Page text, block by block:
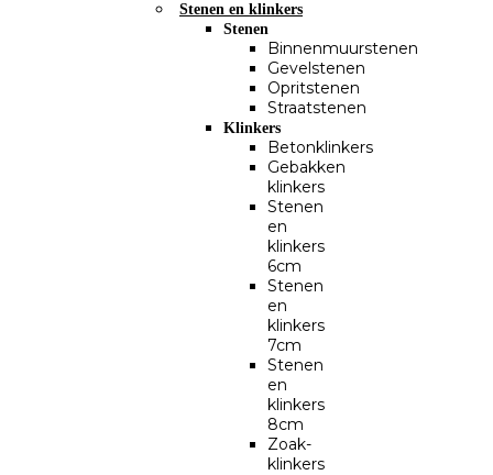
Stenen en klinkers
Stenen
Binnenmuurstenen
Gevelstenen
Opritstenen
Straatstenen
Klinkers
Betonklinkers
Gebakken
klinkers
Stenen
en
klinkers
6cm
Stenen
en
klinkers
7cm
Stenen
en
klinkers
8cm
Zoak-
klinkers